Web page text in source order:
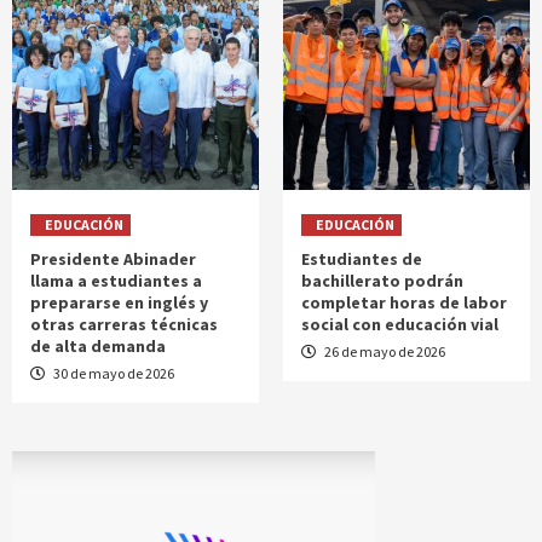
EDUCACIÓN
Presidente Abinader
llama a estudiantes a
prepararse en inglés y
otras carreras técnicas
de alta demanda
30 de mayo de 2026
EDUCACIÓN
Estudiantes de
bachillerato podrán
completar horas de labor
social con educación vial
26 de mayo de 2026